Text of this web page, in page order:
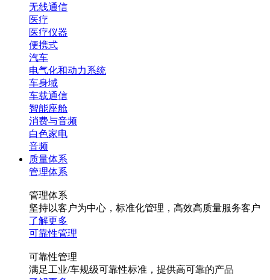
无线通信
医疗
医疗仪器
便携式
汽车
电气化和动力系统
车身域
车载通信
智能座舱
消费与音频
白色家电
音频
质量体系
管理体系
管理体系
坚持以客户为中心，标准化管理，高效高质量服务客户
了解更多
可靠性管理
可靠性管理
满足工业/车规级可靠性标准，提供高可靠的产品